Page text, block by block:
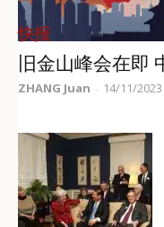
快报
旧金山峰会在即
ZHANG Juan - 14/11/2023